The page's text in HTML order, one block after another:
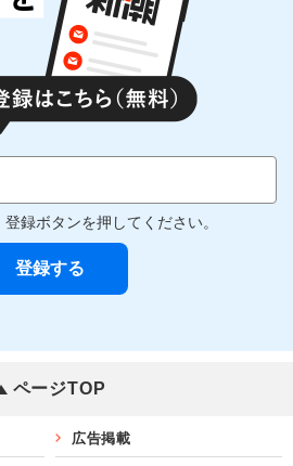
録ボタンを押してください。
ページTOP
広告掲載